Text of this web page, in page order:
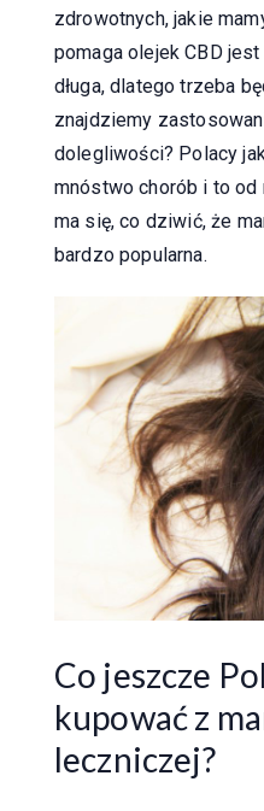
zdrowotnych, jakie
pomaga olejek CBD
długa, dlatego trzeba
znajdziemy
dolegliwości? Polacy
mnóstwo chorób i to od
ma się, co dziwić, że
bardzo popularna.
Co jeszcze
kupować z
leczniczej?